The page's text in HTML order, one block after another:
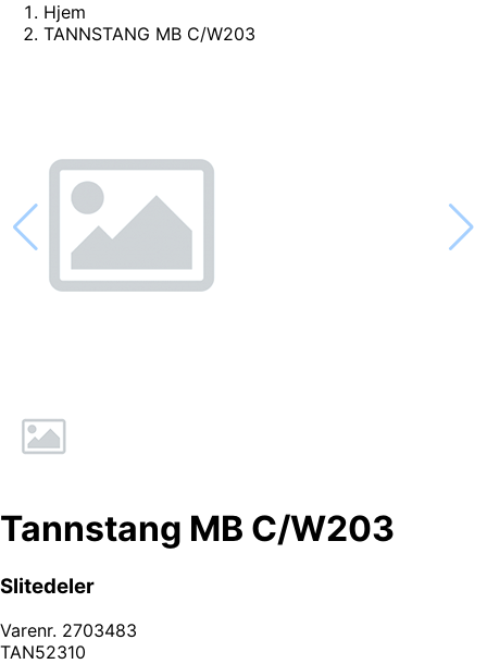
Hjem
TANNSTANG MB C/W203
Tannstang MB C/W203
Slitedeler
Varenr. 2703483
TAN52310